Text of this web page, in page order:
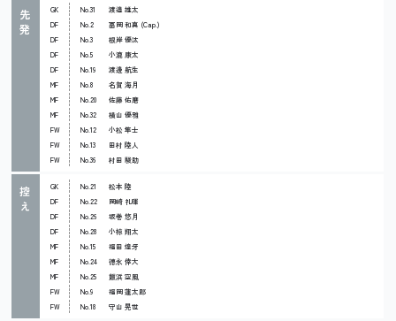
先
発
GK No.31
渡邉 雄太
DF
No.2
冨岡 和真 (Cap.)
DF
No.3
根岸 優汰
DF
No.5
小漉 康太
DF
No.19
渡邊 航生
MF
No.8
名賀 海月
MF
No.20
佐藤 佑磨
MF
No.32
横山 優雅
FW
No.12
小松 隼士
FW
No.13
田村 陸人
FW
No.36 村田 駿助
控
え
GK No.21
松本 陸
DF
No.22
岡崎 礼暉
DF
No.26
坂巻 悠月
DF
No.28
小椋 翔太
MF
No.15
福田 煌牙
MF
No.24
德永 倖大
MF
No.25
飯浜 空風
FW
No.9
福岡 蓮太郎
FW
No.18 守山 晃世